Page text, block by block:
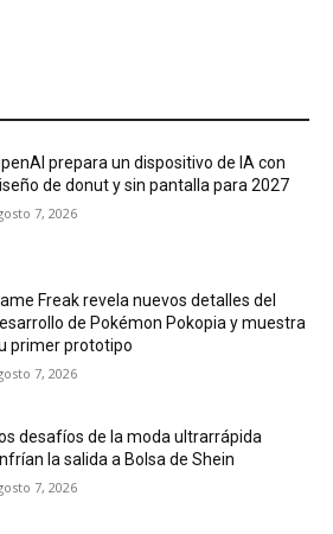
prepara un dispositivo de IA con
de donut y sin pantalla para 2027
7, 2026
Freak revela nuevos detalles del
de Pokémon Pokopia y muestra
primer prototipo
7, 2026
desafíos de la moda ultrarrápida
la salida a Bolsa de Shein
7, 2026